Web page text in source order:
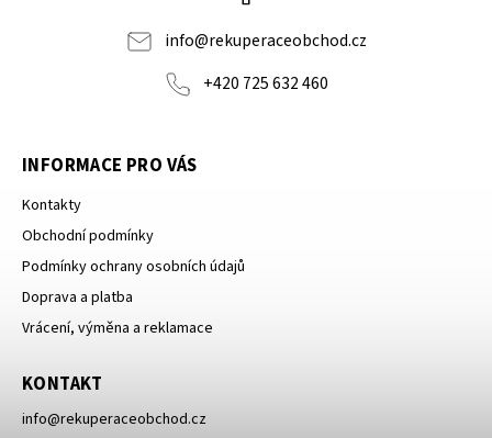
info@rekuperaceobchod.cz
+420 725 632 460
INFORMACE PRO VÁS
Kontakty
Obchodní podmínky
Podmínky ochrany osobních údajů
Doprava a platba
Vrácení, výměna a reklamace
KONTAKT
info@rekuperaceobchod.cz